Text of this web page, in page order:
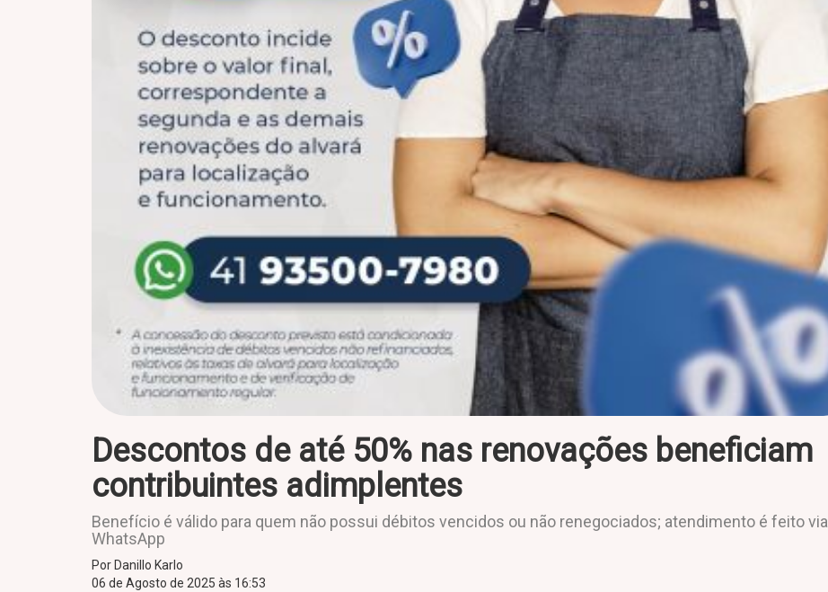
Descontos de até 50% nas renovações beneficiam
contribuintes adimplentes
Benefício é válido para quem não possui débitos vencidos ou não renegociados; atendimento é feito via
WhatsApp
Por Danillo Karlo
06 de Agosto de 2025 às 16:53